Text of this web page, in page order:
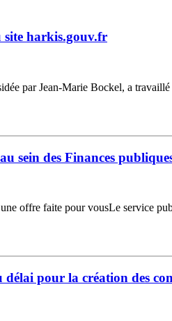
site harkis.gouv.fr
par Jean-Marie Bockel, a
sein des Finances
offre faite pour vousLe service
pour la création des